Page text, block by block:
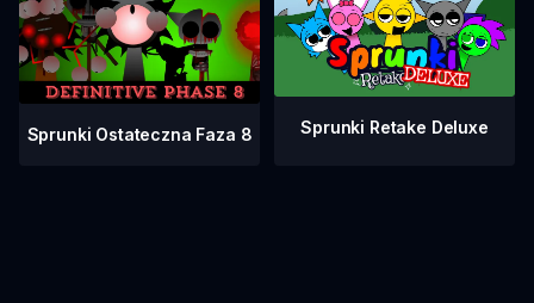
Sprunki Ostateczna Faza 8 Sprunki Retake Deluxe